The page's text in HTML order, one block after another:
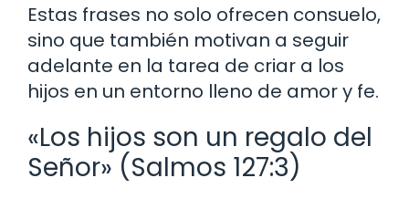
Estas frases no solo ofrecen consuelo,
sino que también motivan a seguir
adelante en la tarea de criar a los
hijos en un entorno lleno de amor y fe.
«Los hijos son un regalo del
Señor» (Salmos 127:3)